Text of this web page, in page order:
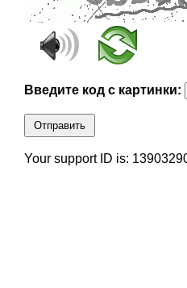
Введите код с картинки:
Отправить
Your support ID is: